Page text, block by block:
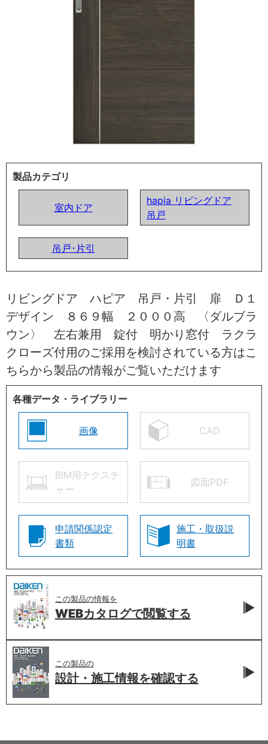
製品カテゴリ
室内ドア
hapia リビングドア
吊戸
吊戸･片引
リビングドア ハピア 吊戸・片引 扉 Ｄ１
デザイン ８６９幅 ２０００高 〈ダルブラ
ウン〉 左右兼用 錠付 明かり窓付 ラクラ
クローズ付用のご採用を検討されている方はこ
ちらから製品の情報がご覧いただけます
各種データ・ライブラリー
画像 CAD
BIM用テクスチ
ャー
図面PDF
申請関係認定
書類
施工・取扱説
明書
この製品の情報を
WEBカタログで閲覧する
この製品の
設計・施工情報を確認する